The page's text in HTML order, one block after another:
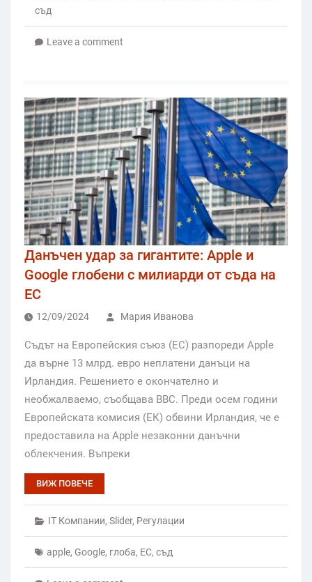
съд
Leave a comment
Данъчен удар за гигантите: Apple и
Google глобени с милиарди от съда на
ЕС
12/09/2024 Мария Иванова
Съдът на Европейския съюз (ЕС) разпореди Apple
да върне 13 млрд. евро неплатени данъци на
Ирландия. Решението е окончателно и
необжалваемо, съобщава BBC. Преди осем години
Европейската комисия (ЕК) обвини Ирландия, че е
предоставила на Apple незаконни данъчни
облекчения. Въпреки
ВИЖ ПОВЕЧЕ
IT Компании, Slider, Регулации
apple, Google, глоба, ЕС, съд